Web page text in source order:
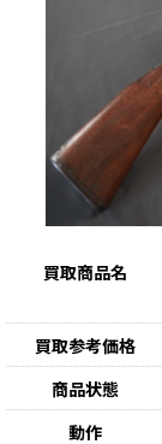
買取商品名
買取参考価格
商品状態
動作